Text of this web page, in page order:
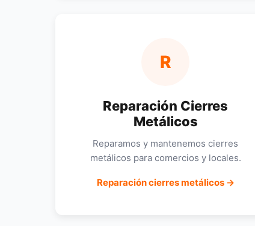
R
Reparación Cierres
Metálicos
Reparamos y mantenemos cierres
metálicos para comercios y locales.
Reparación cierres metálicos →